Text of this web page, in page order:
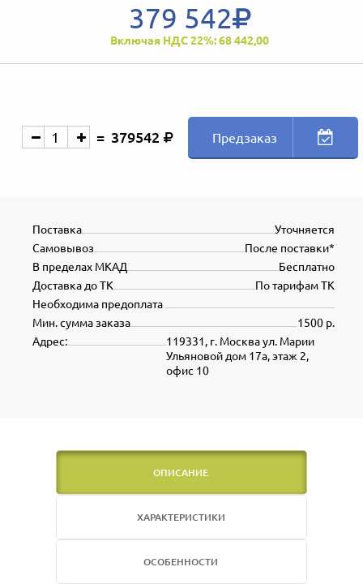
379 542
Включая НДС 22%: 68 442,00
379542 Предзаказ
Уточняется
Поставка
После поставки*
Самовывоз
Бесплатно
В пределах МКАД
По тарифам ТК
Доставка до ТК
Необходима предоплата
1500 р.
Мин. сумма заказа
119331, г. Москва ул. Марии
Ульяновой дом 17а, этаж 2,
офис 10
Адрес:
ОПИСАНИЕ
ХАРАКТЕРИСТИКИ
ОСОБЕННОСТИ